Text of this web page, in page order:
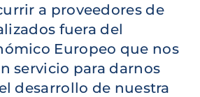
a proveedores de
fuera del
Europeo que nos
servicio para darnos
desarrollo de nuestra